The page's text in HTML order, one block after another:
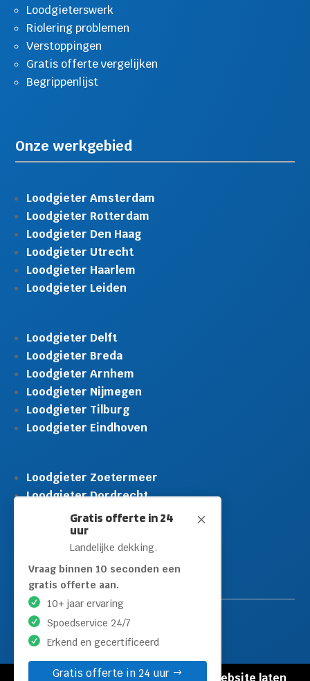
M
Gratis offerte in 24
uur
Landelijke dekking.
Vraag binnen 10 seconden een
gratis offerte aan.
10+ jaar ervaring
Spoedservice 24/7
Erkend en gecertificeerd
Gratis offerte in 24 uur
Loodgieterswerk
Riolering problemen
Verstoppingen
Gratis offerte vergelijken
Begrippenlijst
Onze werkgebied
Loodgieter Amsterdam
Loodgieter Rotterdam
Loodgieter Den Haag
Loodgieter Utrecht
Loodgieter Haarlem
Loodgieter Leiden
Loodgieter Delft
Loodgieter Breda
Loodgieter Arnhem
Loodgieter Nijmegen
Loodgieter Tilburg
Loodgieter Eindhoven
Loodgieter Zoetermeer
Loodgieter Dordrecht
Loodgieter Rijswijk
Loodgieter Schiedam
Loodgieter Leidschendam
Loodgieter Hilversum
© Copyright Loodgieters Kwartier | Website laten